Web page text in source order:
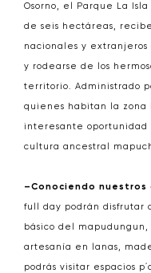
Osorno, el Parque La
de seis hectáreas,
nacionales y
y rodearse de los
territorio. Administrado
quienes habitan la zona
interesante oportunidad
cultura ancestral
–Conociendo nuestros
full day podrán disfrutar
básico del
artesanía en lanas,
podrás visitar espacios